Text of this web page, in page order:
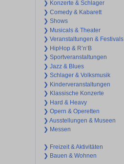
❯ Konzerte & Schlager
❯ Comedy & Kabarett
❯ Shows
❯ Musicals & Theater
❯ Veranstaltungen & Festivals
❯ HipHop & R’n‘B
❯ Sportveranstaltungen
❯ Jazz & Blues
❯ Schlager & Volksmusik
❯ Kinderveranstaltungen
❯ Klassische Konzerte
❯ Hard & Heavy
❯ Opern & Operetten
❯ Ausstellungen & Museen
❯ Messen
❯ Freizeit & Aktivitäten
❯ Bauen & Wohnen